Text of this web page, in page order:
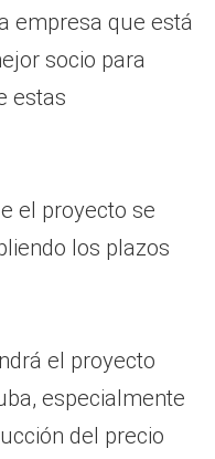
empresa que está
socio para
estas
el proyecto se
los plazos
el proyecto
especialmente
del precio